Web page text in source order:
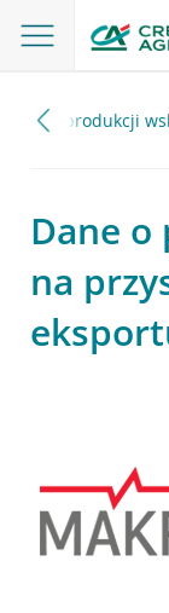
Dane o produkcji
Dane o
na